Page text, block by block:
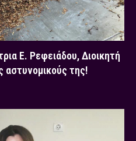
Ε. Ρεφειάδου, Διοικητή
αστυνομικούς της!